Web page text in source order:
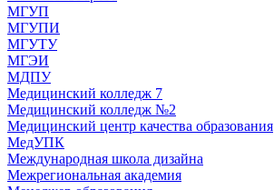
МГУП
МГУПИ
МГУТУ
МГЭИ
МДПУ
Медицинский колледж 7
Медицинский колледж №2
Медицинский центр качества образования
МедУПК
Международная школа дизайна
Межрегиональная академия